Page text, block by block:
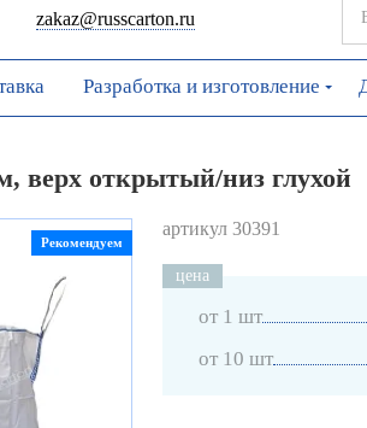
zakaz@russcarton.ru
Разработка и изготовление
верх открытый/низ глухой
Рекомендуем
артикул 30391
цена
от 1 шт
от 10 шт